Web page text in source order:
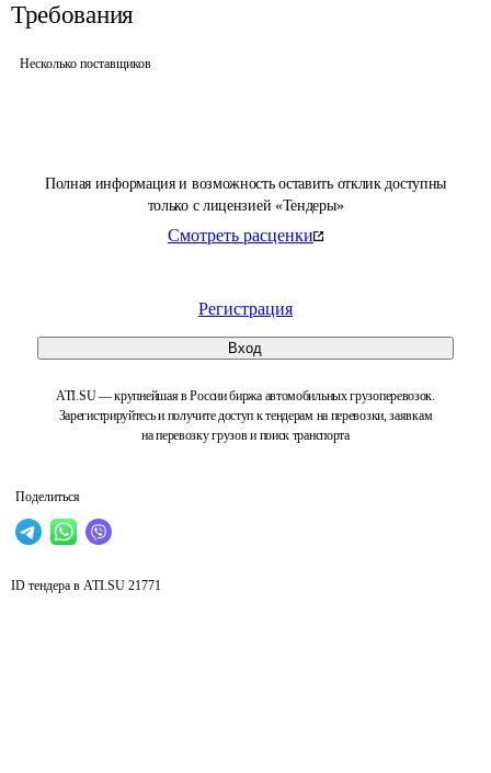
Полная информация и возможность оставить отклик доступны
только с лицензией «Тендеры»
Смотреть расценки
Регистрация
Вход
ATI.SU — крупнейшая в России биржа автомобильных грузоперевозок.
Зарегистрируйтесь и получите доступ к тендерам на перевозки, заявкам
на перевозку грузов и поиск транспорта
Поделиться
Требования
Несколько поставщиков
ID тендера в ATI.SU 21771